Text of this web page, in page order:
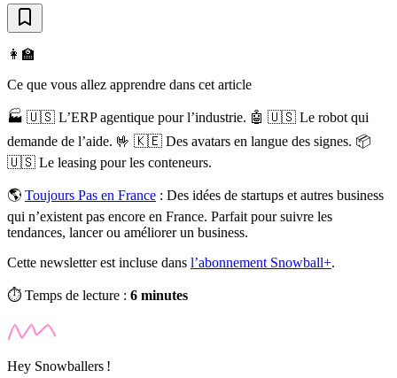
👩‍🏫
Ce que vous allez apprendre dans cet article
🏭 🇺🇸 L’ERP agentique pour l’industrie. 🤖 🇺🇸 Le robot qui
demande de l’aide. 🤟 🇰🇪 Des avatars en langue des signes. 📦
🇺🇸 Le leasing pour les conteneurs.
🌎 Toujours Pas en France : Des idées de startups et autres business
qui n’existent pas encore en France. Parfait pour suivre les
tendances, lancer ou améliorer un business.
Cette newsletter est incluse dans l’abonnement Snowball+.
⏱️ Temps de lecture : 6 minutes
Hey Snowballers !